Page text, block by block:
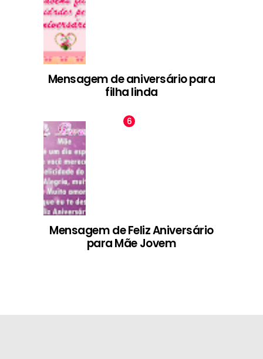
Mensagem de aniversário para
filha linda
Mensagem de Feliz Aniversário
para Mãe Jovem